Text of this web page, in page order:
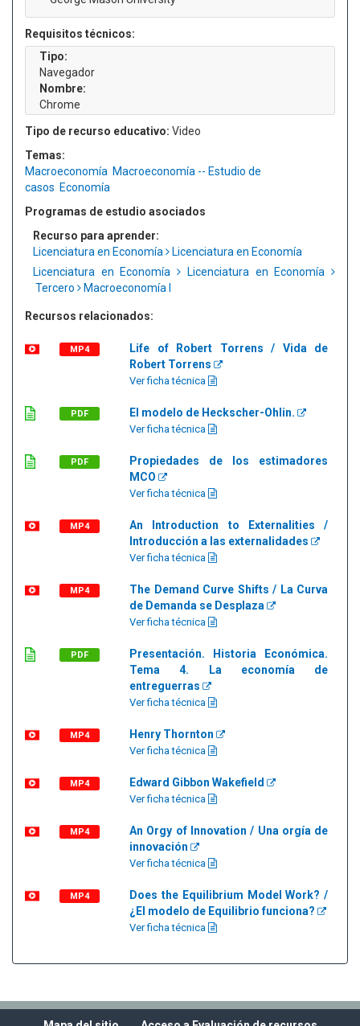
Requisitos técnicos:
Tipo:
Navegador
Nombre:
Chrome
Tipo de recurso educativo: Video
Temas:
Macroeconomía Macroeconomía -- Estudio de
casos Economía
Programas de estudio asociados
Recurso para aprender:
Licenciatura en Economía
Licenciatura en Economía
Licenciatura en Economía
Licenciatura en Economía
Tercero
Macroeconomía I
Recursos relacionados:
MP4
Life of Robert Torrens / Vida de
Robert Torrens
Ver ficha técnica
PDF El modelo de Heckscher-Ohlin.
Ver ficha técnica
PDF
Propiedades de los estimadores
MCO
Ver ficha técnica
MP4
An Introduction to Externalities /
Introducción a las externalidades
Ver ficha técnica
MP4
The Demand Curve Shifts / La Curva
de Demanda se Desplaza
Ver ficha técnica
PDF
Presentación. Historia Económica.
Tema 4. La economía de
entreguerras
Ver ficha técnica
MP4 Henry Thornton
Ver ficha técnica
MP4 Edward Gibbon Wakefield
Ver ficha técnica
MP4
An Orgy of Innovation / Una orgía de
innovación
Ver ficha técnica
MP4
Does the Equilibrium Model Work? /
¿El modelo de Equilibrio funciona?
Ver ficha técnica